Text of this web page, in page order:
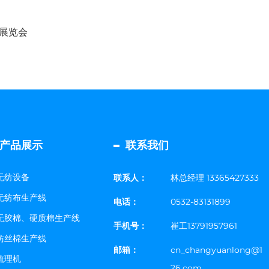
览会
产品展示
纺设备
纺布生产线
胶棉、硬质棉生产线
丝棉生产线
理机
联系我们
联系人： 林总经理 13365427333
电话： 0532-83131899
手机号： 崔工13791957961
邮箱：
cn_changyuanlong@1